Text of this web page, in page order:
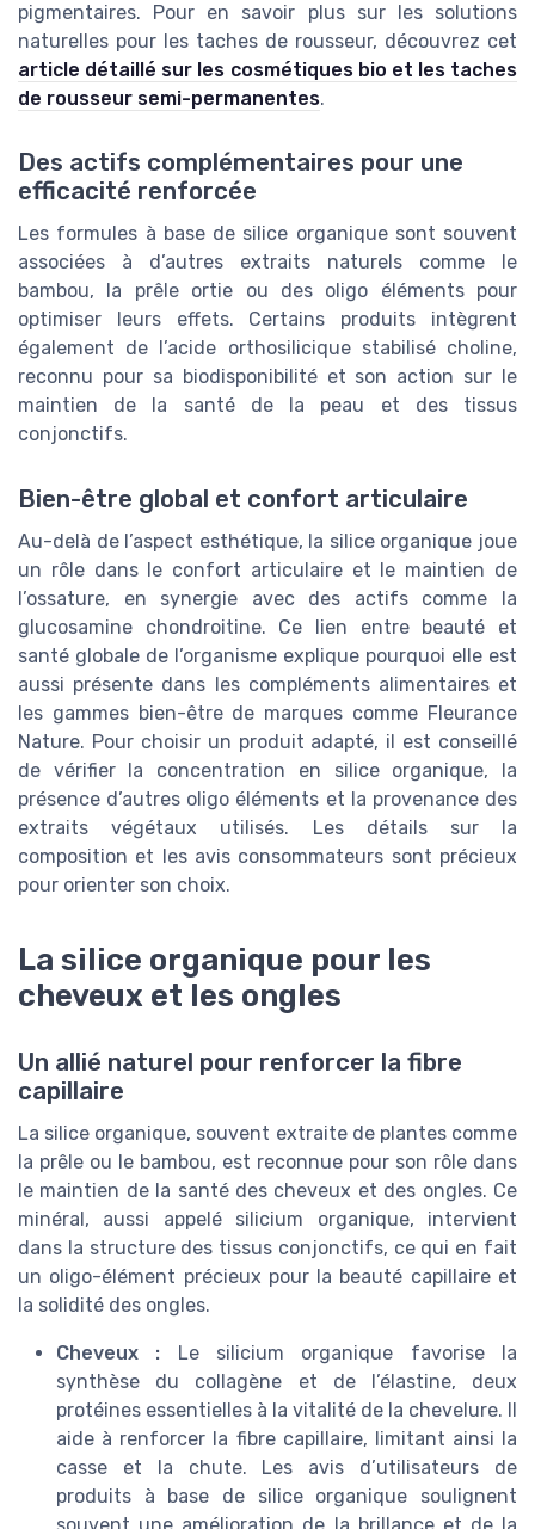
pigmentaires. Pour en savoir plus sur les solutions
naturelles pour les taches de rousseur, découvrez cet
article détaillé sur les cosmétiques bio et les taches
de rousseur semi-permanentes.
Des actifs complémentaires pour une
efficacité renforcée
Les formules à base de silice organique sont souvent
associées à d’autres extraits naturels comme le
bambou, la prêle ortie ou des oligo éléments pour
optimiser leurs effets. Certains produits intègrent
également de l’acide orthosilicique stabilisé choline,
reconnu pour sa biodisponibilité et son action sur le
maintien de la santé de la peau et des tissus
conjonctifs.
Bien-être global et confort articulaire
Au-delà de l’aspect esthétique, la silice organique joue
un rôle dans le confort articulaire et le maintien de
l’ossature, en synergie avec des actifs comme la
glucosamine chondroitine. Ce lien entre beauté et
santé globale de l’organisme explique pourquoi elle est
aussi présente dans les compléments alimentaires et
les gammes bien-être de marques comme Fleurance
Nature. Pour choisir un produit adapté, il est conseillé
de vérifier la concentration en silice organique, la
présence d’autres oligo éléments et la provenance des
extraits végétaux utilisés. Les détails sur la
composition et les avis consommateurs sont précieux
pour orienter son choix.
La silice organique pour les
cheveux et les ongles
Un allié naturel pour renforcer la fibre
capillaire
La silice organique, souvent extraite de plantes comme
la prêle ou le bambou, est reconnue pour son rôle dans
le maintien de la santé des cheveux et des ongles. Ce
minéral, aussi appelé silicium organique, intervient
dans la structure des tissus conjonctifs, ce qui en fait
un oligo-élément précieux pour la beauté capillaire et
la solidité des ongles.
Cheveux : Le silicium organique favorise la
synthèse du collagène et de l’élastine, deux
protéines essentielles à la vitalité de la chevelure. Il
aide à renforcer la fibre capillaire, limitant ainsi la
casse et la chute. Les avis d’utilisateurs de
produits à base de silice organique soulignent